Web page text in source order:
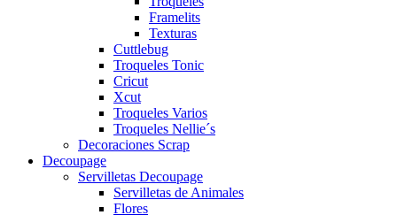
Framelits
Texturas
Cuttlebug
Troqueles Tonic
Cricut
Xcut
Troqueles Varios
Troqueles Nellie´s
Decoraciones Scrap
Decoupage
Servilletas Decoupage
Servilletas de Animales
Flores